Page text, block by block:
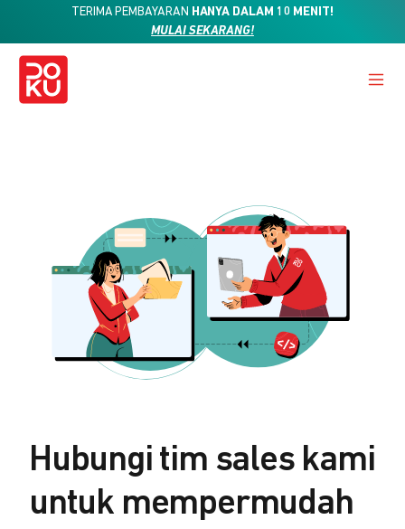
TERIMA PEMBAYARAN HANYA DALAM 10 MENIT!
MULAI SEKARANG!
Hubungi tim sales kami
untuk mempermudah